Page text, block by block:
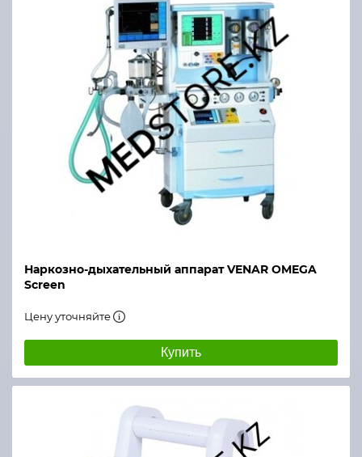
Наркозно-дыхательный аппарат VENAR OMEGA
Screen
Цену уточняйте
Купить